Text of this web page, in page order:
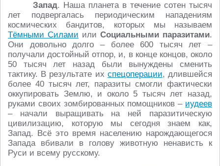
Запад. Наша планета в течение сотен тысяч
лет подвергалась периодическим нападениям
космических бандитов, которых мы называем
Тёмными Силами или Социальными паразитами.
Они довольно долго – более 600 тысяч лет –
получали достойный отпор, и, в конце концов, около
50 тысяч лет назад были вынуждены сменить
тактику. В результате их спецоперации, длившейся
более 40 тысяч лет, паразиты смогли фактически
оккупировать Землю, и около 5 тысяч лет назад,
руками своих зомбированных помощников – иудеев
– начали выращивать на ней паразитическую
цивилизацию, которую мы сегодня знаем как,
Запад. Всё это время населению нарождающегося
Запада вбивали в голову животную ненависть к
Руси и всему русскому.